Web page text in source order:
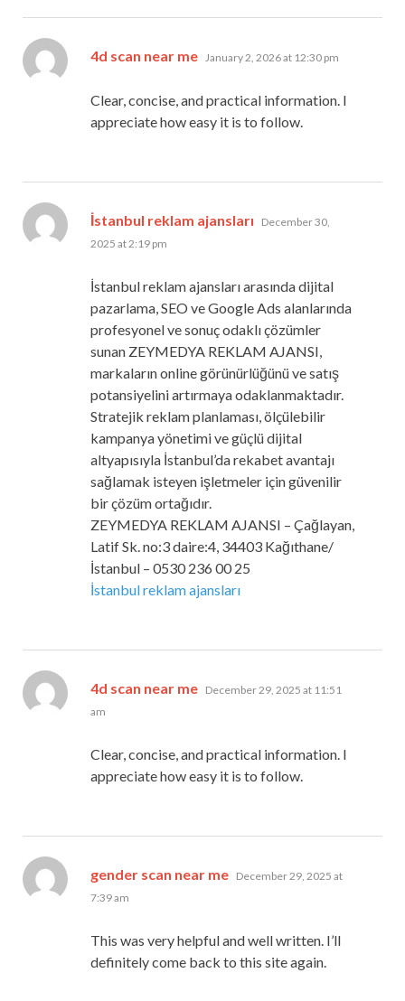
4d scan near me says:
January 2, 2026 at 12:30 pm
Clear, concise, and practical information. I
appreciate how easy it is to follow.
İstanbul reklam ajansları says:
December 30,
2025 at 2:19 pm
İstanbul reklam ajansları arasında dijital
pazarlama, SEO ve Google Ads alanlarında
profesyonel ve sonuç odaklı çözümler
sunan ZEYMEDYA REKLAM AJANSI,
markaların online görünürlüğünü ve satış
potansiyelini artırmaya odaklanmaktadır.
Stratejik reklam planlaması, ölçülebilir
kampanya yönetimi ve güçlü dijital
altyapısıyla İstanbul’da rekabet avantajı
sağlamak isteyen işletmeler için güvenilir
bir çözüm ortağıdır.
ZEYMEDYA REKLAM AJANSI – Çağlayan,
Latif Sk. no:3 daire:4, 34403 Kağıthane/
İstanbul – 0530 236 00 25
İstanbul reklam ajansları
4d scan near me says:
December 29, 2025 at 11:51
am
Clear, concise, and practical information. I
appreciate how easy it is to follow.
gender scan near me says:
December 29, 2025 at
7:39 am
This was very helpful and well written. I’ll
definitely come back to this site again.